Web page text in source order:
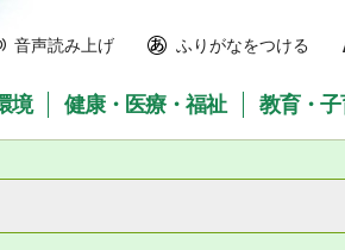
音声読み上げ ふりがなをつける
境 健康・医療・福祉 教育・子